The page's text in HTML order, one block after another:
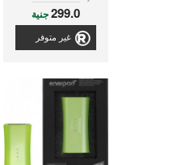
أمبير, ذو لون فضى
299.0جنية
غير متوفر